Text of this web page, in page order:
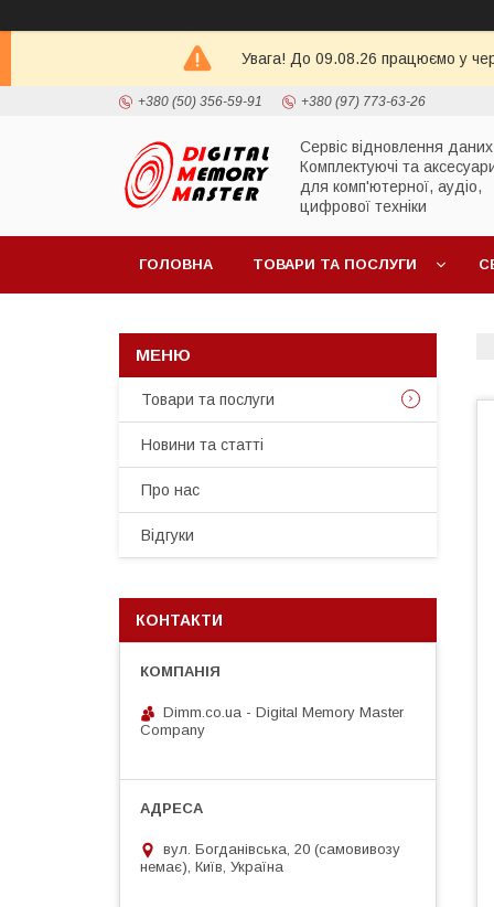
Увага! До 09.08.26 працюємо у
+380 (50) 356-59-91 +380 (97) 773-63-26
Сервіс відновлення даних
Комплектуючі та
для комп'ютерної, аудіо,
цифрової техніки
ГОЛОВНА ТОВАРИ ТА ПОСЛУГИ
Товари та послуги
Новини та статті
Про нас
Відгуки
КОНТАКТИ
Dimm.co.ua - Digital Memory Master
Company
вул. Богданівська, 20 (самовивозу
немає), Київ, Україна